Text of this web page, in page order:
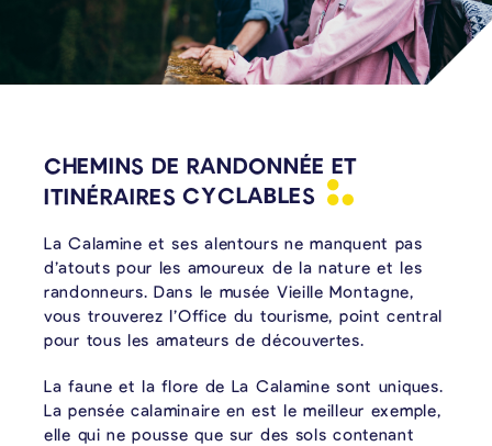
CHEMINS DE RANDONNÉE ET
ITINÉRAIRESCYCLABLES
La Calamine et ses alentours ne manquent pas
d’atouts pour les amoureux de la nature et les
randonneurs. Dans le musée Vieille Montagne,
vous trouverez l’Office du tourisme, point central
pour tous les amateurs de découvertes.
La faune et la flore de La Calamine sont uniques.
La pensée calaminaire en est le meilleur exemple,
elle qui ne pousse que sur des sols contenant